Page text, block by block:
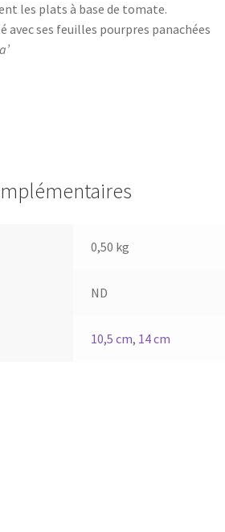
les plats à base de tomate.
ses feuilles pourpres panachées
0,50 kg
ND
10,5 cm, 14 cm